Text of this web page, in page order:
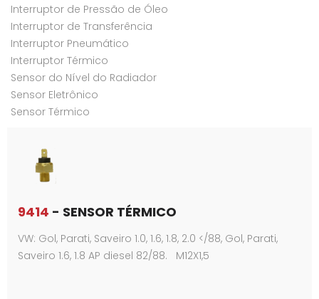
Interruptor de Pressão de Óleo
Interruptor de Transferência
Interruptor Pneumático
Interruptor Térmico
Sensor do Nível do Radiador
Sensor Eletrônico
Sensor Térmico
9414 - SENSOR TÉRMICO
VW: Gol, Parati, Saveiro 1.0, 1.6, 1.8, 2.0 </88, Gol, Parati,
Saveiro 1.6, 1.8 AP diesel 82/88. M12X1,5